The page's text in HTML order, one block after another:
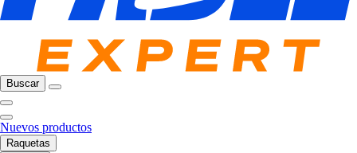
Buscar
Nuevos productos
Raquetas